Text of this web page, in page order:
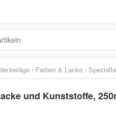
› Farben & Lacke ›
und Kunststoffe,